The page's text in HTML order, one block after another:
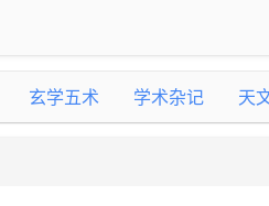
玄学五术 学术杂记 天